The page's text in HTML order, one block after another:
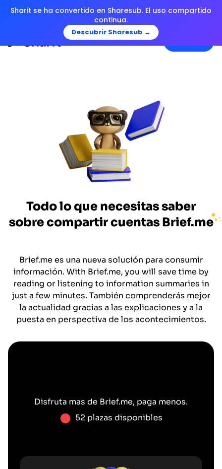
Sharit se ha convertido en Sharesub. El uso compartido
continua.
Descubrir Sharesub →
Todo lo que necesitas saber
sobre compartir cuentas Brief.me
Brief.me es una nueva solución para consumir
información. With Brief.me, you will save time by
reading or listening to information summaries in
just a few minutes. También comprenderás mejor
la actualidad gracias a las explicaciones y a la
puesta en perspectiva de los acontecimientos.
Disfruta mas de Brief.me, paga menos.
52 plazas disponibles